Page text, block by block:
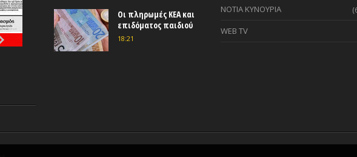
Οι πληρωμές ΚΕΑ και
επιδόματος παιδιού
18:21
ΝΟΤΙΑ ΚΥΝΟΥΡΙΑ
WEB TV